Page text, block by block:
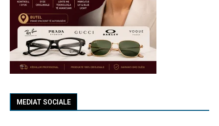
MEDIAT SOCIALE